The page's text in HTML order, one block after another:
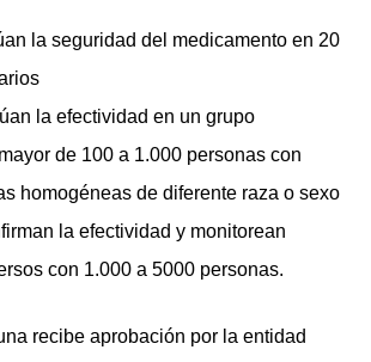
la seguridad del medicamento en 20
la efectividad en un grupo
de 100 a 1.000 personas con
homogéneas de diferente raza o sexo
la efectividad y monitorean
con 1.000 a 5000 personas.
recibe aprobación por la entidad